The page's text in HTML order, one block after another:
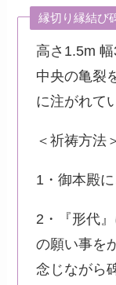
縁切り縁結び
高さ1.5m
中央の亀裂
に注がれて
＜祈祷方法
1・御本殿に
2・『形代
の願い事を
念じながら